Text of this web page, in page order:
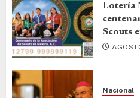
Lotería
Scouts
Nacional